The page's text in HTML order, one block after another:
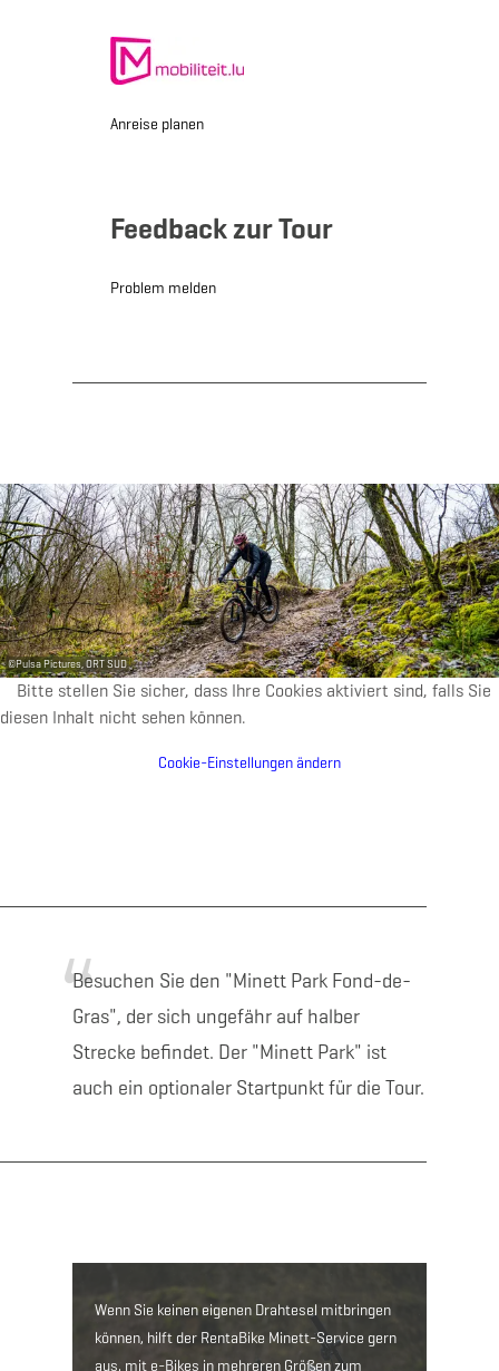
Anreise planen
Feedback zur Tour
Problem melden
©Pulsa Pictures, ORT SUD
Bitte stellen Sie sicher, dass Ihre Cookies aktiviert sind, falls Sie
diesen Inhalt nicht sehen können.
Cookie-Einstellungen ändern
Besuchen Sie den "Minett Park Fond-de-
Gras", der sich ungefähr auf halber
Strecke befindet. Der "Minett Park" ist
auch ein optionaler Startpunkt für die Tour.
Wenn Sie keinen eigenen Drahtesel mitbringen
können, hilft der RentaBike Minett-Service gern
aus, mit e-Bikes in mehreren Größen zum